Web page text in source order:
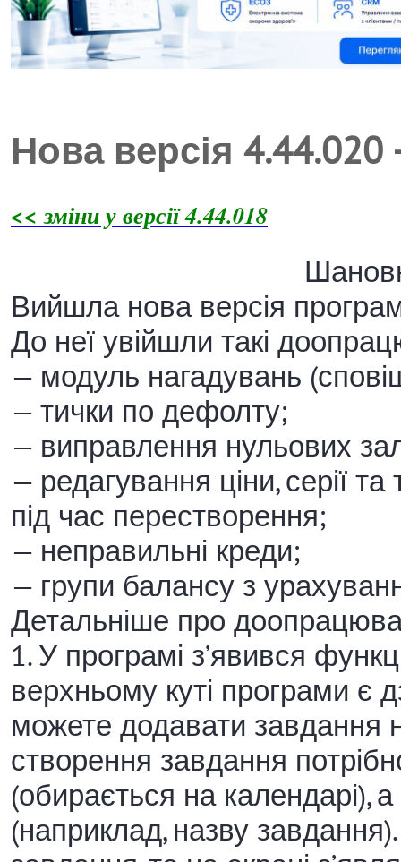
Нова версія
<< зміни у версії 4.44.018
Вийшла нова версія
До неї увійшли такі
— модуль нагадувань
— тички по дефолту;
— виправлення нульових
— редагування ціни, серії
під час перестворення;
— неправильні креди;
— групи балансу з
Детальніше про
1. У програмі з’явився
верхньому куті програми є
можете додавати завдання
створення завдання
(обирається на календарі),
(наприклад, назву